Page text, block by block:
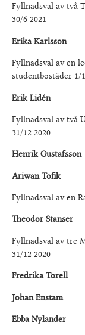
Fyllnadsval av två
30/6 2021
Erika Karlsson
Fyllnadsval av en
studentbostäder 1/
Erik Lidén
Fyllnadsval av två
31/12 2020
Henrik Gustafsson
Ariwan Tofik
Fyllnadsval av en
Theodor Stanser
Fyllnadsval av tre
31/12 2020
Fredrika Torell
Johan Enstam
Ebba Nylander